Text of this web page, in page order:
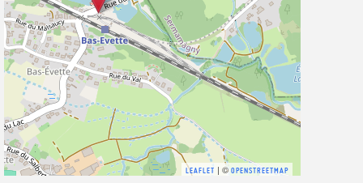
LEAFLET | ©OPENSTREETMAP